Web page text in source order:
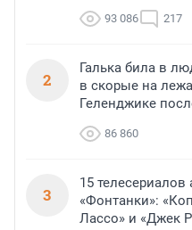
93 086 217
2
Галька била в
в скорые на
Геленджике
86 860
3
15
«Фонтанки»:
Лассо» и «Джек